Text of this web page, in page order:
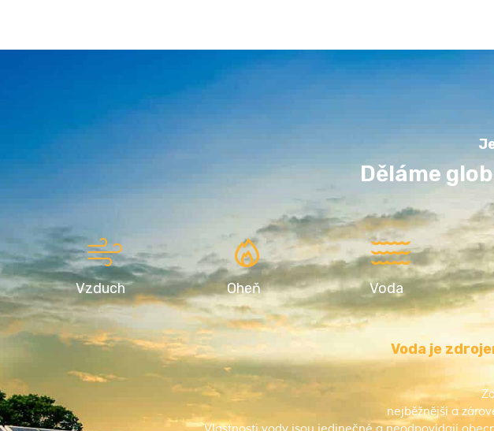
Děláme
Vzduch Oheň Voda
Voda je
nejběžnější a